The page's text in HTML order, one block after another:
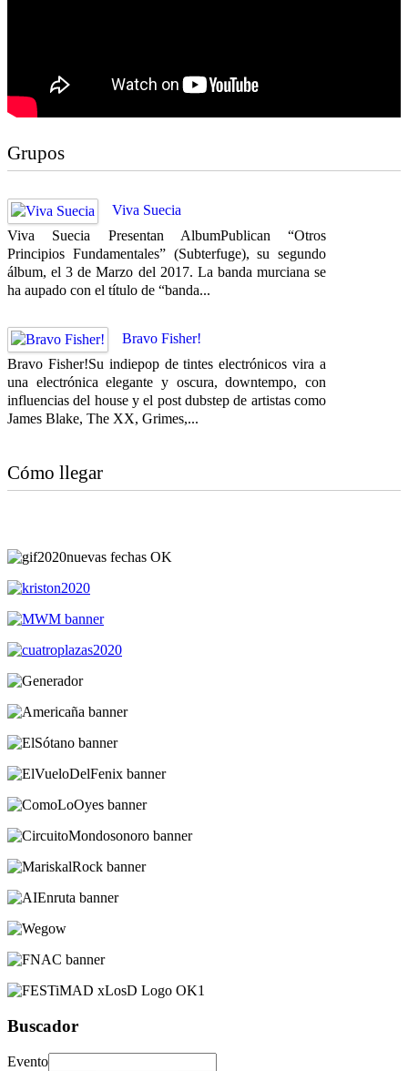
Grupos
Viva Suecia
Viva Suecia Presentan AlbumPublican “Otros
Principios Fundamentales” (Subterfuge), su segundo
álbum, el 3 de Marzo del 2017. La banda murciana se
ha aupado con el título de “banda...
Bravo Fisher!
Bravo Fisher!Su indiepop de tintes electrónicos vira a
una electrónica elegante y oscura, downtempo, con
influencias del house y el post dubstep de artistas como
James Blake, The XX, Grimes,...
Cómo llegar
Buscador
Evento